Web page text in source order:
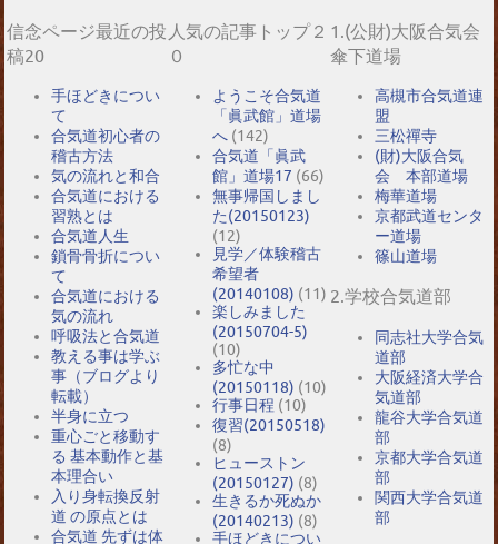
信念ページ最近の投
稿20
手ほどきについ
て
合気道初心者の
稽古方法
気の流れと和合
合気道における
習熟とは
合気道人生
鎖骨骨折につい
て
合気道における
気の流れ
呼吸法と合気道
教える事は学ぶ
事（ブログより
転載）
半身に立つ
重心ごと移動す
る 基本動作と基
本理合い
入り身転換反射
道 の原点とは
合気道 先ずは体
人気の記事トップ２
０
ようこそ合気道
「眞武館」道場
へ (142)
合気道「眞武
館」道場17 (66)
無事帰国しまし
た(20150123)
(12)
見学／体験稽古
希望者
(20140108) (11)
楽しみました
(20150704-5)
(10)
多忙な中
(20150118) (10)
行事日程 (10)
復習(20150518)
(8)
ヒューストン
(20150127) (8)
生きるか死ぬか
(20140213) (8)
手ほどきについ
1.(公財)大阪合気会
傘下道場
高槻市合気道連
盟
三松禪寺
(財)大阪合気
会 本部道場
梅華道場
京都武道センタ
ー道場
篠山道場
2.学校合気道部
同志社大学合気
道部
大阪経済大学合
気道部
龍谷大学合気道
部
京都大学合気道
部
関西大学合気道
部